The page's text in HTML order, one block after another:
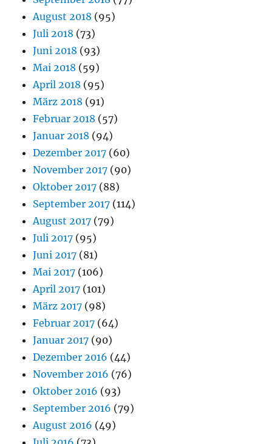
August 2018 (95)
Juli 2018 (73)
Juni 2018 (93)
Mai 2018 (59)
April 2018 (95)
März 2018 (91)
Februar 2018 (57)
Januar 2018 (94)
Dezember 2017 (60)
November 2017 (90)
Oktober 2017 (88)
September 2017 (114)
August 2017 (79)
Juli 2017 (95)
Juni 2017 (81)
Mai 2017 (106)
April 2017 (101)
März 2017 (98)
Februar 2017 (64)
Januar 2017 (90)
Dezember 2016 (44)
November 2016 (76)
Oktober 2016 (93)
September 2016 (79)
August 2016 (49)